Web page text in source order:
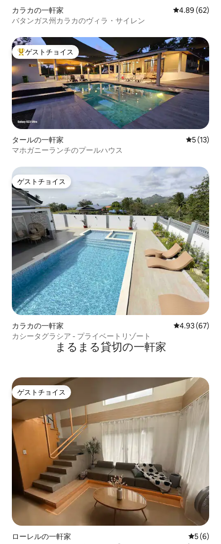
カラカの一軒家 レビュー62
4.89 (62)
バタンガス州カラカのヴィラ・サイレン
大好評のゲストチョイスです。
ゲストチョイス
タールの一軒家 レビュー
5 (13)
マホガニーランチのプールハウス
ゲストチョイス
ゲストチョイス
カラカの一軒家 レビュー67
4.93 (67)
カシータグラシア - プライベートリゾート
まるまる貸切の一軒家
ゲストチョイス
ゲストチョイス
ローレルの一軒家 レビュー
5 (6)